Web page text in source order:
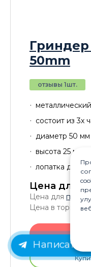
Гриндер
50mm
отзывы 1шт.
состоит из 3х
диаметр 50 мм
высота 25 мм
лопатка для
Цена для
Цена для
Цена в
Написать